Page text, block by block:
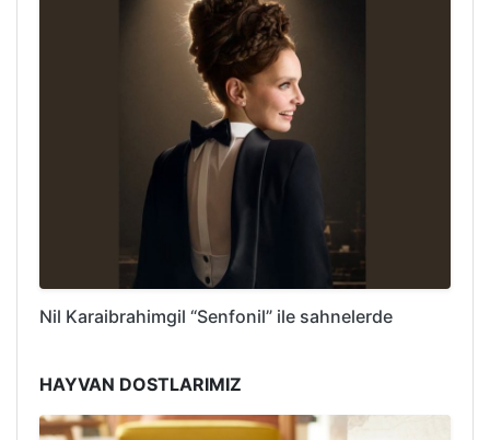
Nil Karaibrahimgil “Senfonil” ile sahnelerde
HAYVAN DOSTLARIMIZ